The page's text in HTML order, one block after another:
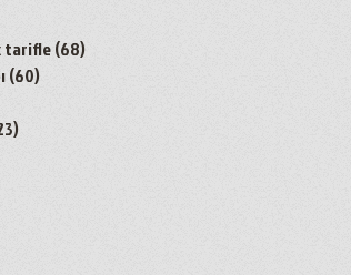
tarifle(68)
(60)